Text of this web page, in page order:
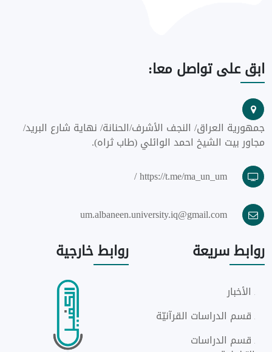
ابقعلى تواصل معا:
جمهورية العراق/ النجف الأشرف/الحنانة/ نهاية شارع البريد/
مجاور بيت الشيخ احمد الوائلي (طاب ثراه).
https://t.me/ma_un_um /
um.albaneen.university.iq@gmail.com
روابطسريعة
الأخبار
قسم الدراسات القرآنيّة
قسم الدراسات
روابطخارجية